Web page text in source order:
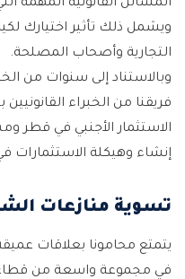
المسائل القانونية المهمة
ويشمل ذلك تأثير اختيارك
التجارية وأصحاب المصلحة.
وبالاستناد إلى سنوات من
فريقنا من الخبراء
الاستثمار الأجنبي في قطر
إنشاء وهيكلة الاستثمارات
تسوية منازعات
يتمتع محامونا بعلاقات
في مجموعة واسعة من